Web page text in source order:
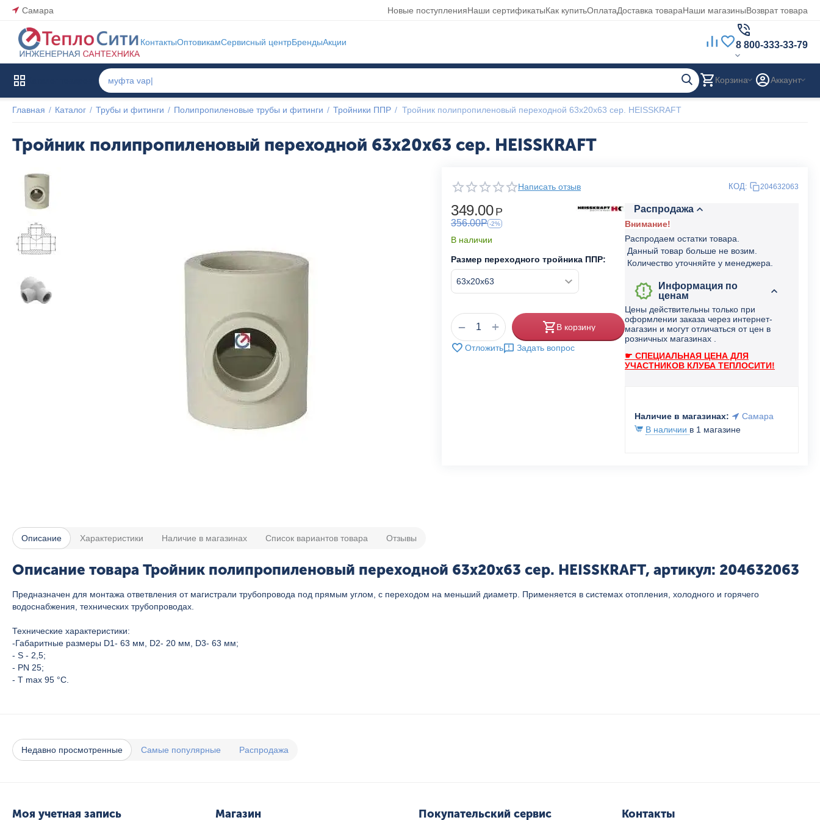
Самара Новые поступленияНаши сертификатыКак купитьОплатаДоставка товараНаши магазиныВозврат товара
КонтактыОптовикамСервисный центрБрендыАкции 8 800-333-33-79
Корзина Аккаунт
Главная / Каталог / Трубы и фитинги / Полипропиленовые трубы и фитинги / Тройники ППР / Тройник полипропиленовый переходной 63x20x63 сер. HEISSKRAFT
Тройник полипропиленовый переходной 63x20x63 сер. HEISSKRAFT
Популярный
Написать отзыв КОД: 204632063
349.00 Р
356.00Р -2%
В наличии
Размер переходного тройника ППР:
+
− В корзину
Отложить Задать вопрос
Распродажа
Внимание!
Распродаем остатки товара.
Данный товар больше не возим.
Количество уточняйте у менеджера.
Информация по
ценам
Цены действительны только при
оформлении заказа через интернет-
магазин и могут отличаться от цен в
розничных магазинах .
☛ СПЕЦИАЛЬНАЯ ЦЕНА ДЛЯ
УЧАСТНИКОВ КЛУБА ТЕПЛОСИТИ!
Наличие в магазинах:
Самара
В наличии в 1 магазине
Описание Характеристики Наличие в магазинах Список вариантов товара Отзывы
Описание товара Тройник полипропиленовый переходной 63x20x63 сер. HEISSKRAFT, артикул: 204632063
Предназначен для монтажа ответвления от магистрали трубопровода под прямым углом, с переходом на меньший диаметр. Применяется в системах отопления, холодного и горячего
водоснабжения, технических трубопроводах.
Технические характеристики:
-Габаритные размеры D1- 63 мм, D2- 20 мм, D3- 63 мм;
- S - 2,5;
- PN 25;
- T max 95 °C.
Недавно просмотренные Самые популярные Распродажа
Моя учетная запись Магазин Покупательский сервис Контакты